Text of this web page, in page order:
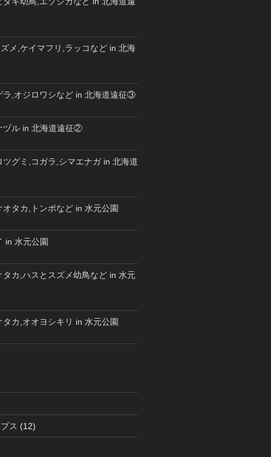
メ,ケイマフリ,ラッコなど in 北海
ラ,オジロワシなど in 北海道遠征③
ヅル in 北海道遠征②
ツグミ,コガラ,シマエナガ in 北海道
タカ,トンボなど in 水元公園
in 水元公園
タカ,ハスとスズメ幼鳥など in 水元
タカ,オオヨシキリ in 水元公園
ス (12)